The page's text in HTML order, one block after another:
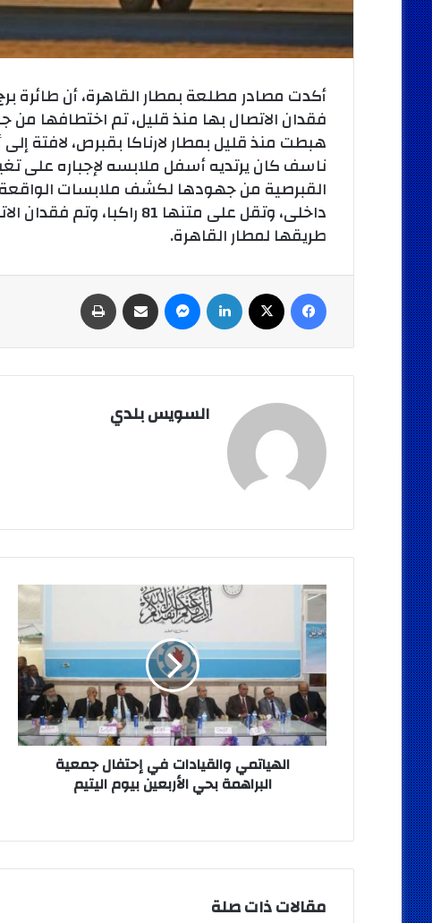
أكدت مصادر مطلعة بمطار القاهرة، أن طائرة
فقدان الاتصال بها منذ قليل، تم اختطافها من
هبطت منذ قليل بمطار لارناكا بقبرص، لافتة
ناسف كان يرتديه أسفل ملابسه لإجباره على
داخلى، وتقل على متنها 81
طريقها لمطار القاهرة.
فيسبوك لينكدإن ماسنجر مشاركة عبر البريد
السويس بلدي
الهياتمي
والقيادات
في
إحتفال
جمعية
البراهمة
بحي
الأربعين
بيوم
الهياتمي والقيادات في إحتفال جمعية
البراهمة بحي الأربعين بيوم اليتيم
مقالات ذات صلة